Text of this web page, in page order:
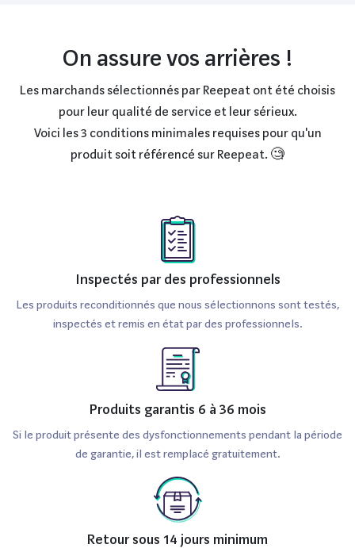
On assure vos arrières !
Les marchands sélectionnés par Reepeat ont été choisis
pour leur qualité de service et leur sérieux.
Voici les 3 conditions minimales requises pour qu'un
produit soit référencé sur Reepeat. 🧐
Inspectés par des professionnels
Les produits reconditionnés que nous sélectionnons sont testés,
inspectés et remis en état par des professionnels.
Produits garantis 6 à 36 mois
Si le produit présente des dysfonctionnements pendant la période
de garantie, il est remplacé gratuitement.
Retour sous 14 jours minimum